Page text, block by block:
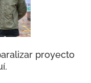
proyecto